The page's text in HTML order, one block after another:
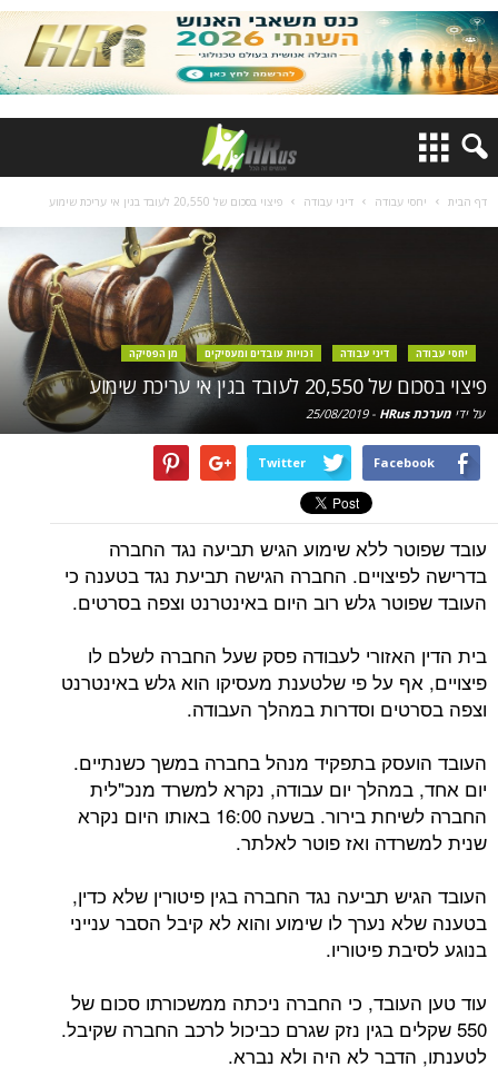
דף הבית יחסי עבודה דיני עבודה פיצוי בסכום של 20,550 לעובד בגין אי עריכת שימוע
יחסי עבודה דיני עבודה זכויות עובדים ומעסיקים מן הפסיקה
פיצוי בסכום של 20,550 לעובד בגין אי עריכת שימוע
על ידי מערכת HRus -
25/08/2019
Facebook
Twitter
עובד שפוטר ללא שימוע הגיש תביעה נגד החברה
בדרישה לפיצויים. החברה הגישה תביעת נגד בטענה כי
העובד שפוטר גלש רוב היום באינטרנט וצפה בסרטים.
בית הדין האזורי לעבודה פסק שעל החברה לשלם לו
פיצויים, אף על פי שלטענת מעסיקו הוא גלש באינטרנט
וצפה בסרטים וסדרות במהלך העבודה.
העובד הועסק בתפקיד מנהל בחברה במשך כשנתיים.
יום אחד, במהלך יום עבודה, נקרא למשרד מנכ"לית
החברה לשיחת בירור. בשעה 16:00 באותו היום נקרא
שנית למשרדה ואז פוטר לאלתר.
העובד הגיש תביעה נגד החברה בגין פיטורין שלא כדין,
בטענה שלא נערך לו שימוע והוא לא קיבל הסבר ענייני
בנוגע לסיבת פיטוריו.
עוד טען העובד, כי החברה ניכתה ממשכורתו סכום של
550 שקלים בגין נזק שגרם כביכול לרכב החברה שקיבל.
לטענתו, הדבר לא היה ולא נברא.